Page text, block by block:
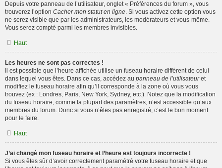
Depuis votre panneau de l’utilisateur, onglet « Préférences du forum », vous
trouverez l’option Cacher mon statut en ligne. Si vous activez cette option vous
ne serez visible que par les administrateurs, les modérateurs et vous-même.
Vous serez compté parmi les membres invisibles.
Haut
Les heures ne sont pas correctes !
Il est possible que l’heure affichée utilise un fuseau horaire différent de celui
dans lequel vous êtes. Dans ce cas, accédez au panneau de l’utilisateuret
modifiez le fuseau horaire afin qu’il corresponde à la zone où vous vous
trouvez (ex : Londres, Paris, New York, Sydney, etc.). Notez que la modification
du fuseau horaire, comme la plupart des paramètres, n’est accessible qu’aux
membres du forum. Donc si vous n’êtes pas enregistré, c’est le bon moment
pour le faire.
Haut
J’ai changé mon fuseau horaire et l’heure est toujours incorrecte !
Si vous êtes sûr d’avoir correctement paramétré votre fuseau horaire et que